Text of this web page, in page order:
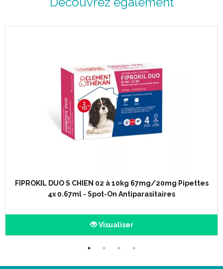
FIPROKIL DUO S CHIEN 02 à 10kg 67mg/20mg Pipettes
4x 0.67ml - Spot-On Antiparasitaires
Visualiser